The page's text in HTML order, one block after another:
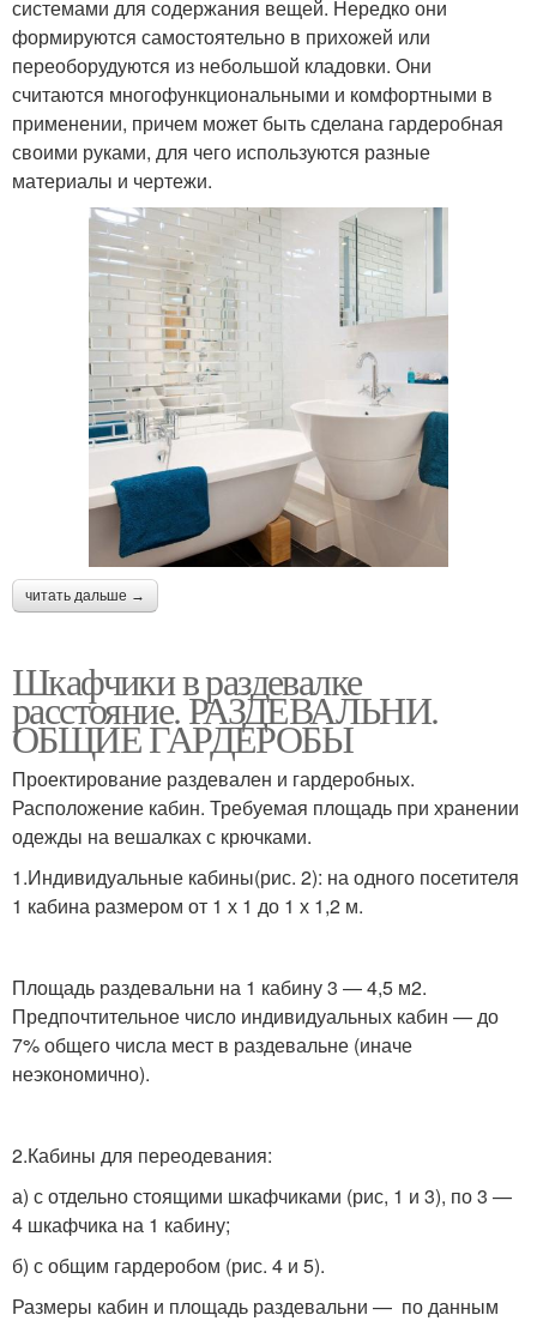
системами для содержания вещей. Нередко они
формируются самостоятельно в прихожей или
переоборудуются из небольшой кладовки. Они
считаются многофункциональными и комфортными в
применении, причем может быть сделана гардеробная
своими руками, для чего используются разные
материалы и чертежи.
читать дальше →
Шкафчики в раздевалке
расстояние. РАЗДЕВАЛЬНИ.
ОБЩИЕ ГАРДЕРОБЫ
Проектирование раздевален и гардеробных.
Расположение кабин. Требуемая площадь при хранении
одежды на вешалках с крючками.
1.Индивидуальные кабины(рис. 2): на одного посетителя
1 кабина размером от 1 х 1 до 1 х 1,2 м.
Площадь раздевальни на 1 кабину 3 — 4,5 м2.
Предпочтительное число индивидуальных кабин — до
7% общего числа мест в раздевальне (иначе
неэкономично).
2.Кабины для переодевания:
а) с отдельно стоящими шкафчиками (рис, 1 и 3), по 3 —
4 шкафчика на 1 кабину;
б) с общим гардеробом (рис. 4 и 5).
Размеры кабин и площадь раздевальни — по данным